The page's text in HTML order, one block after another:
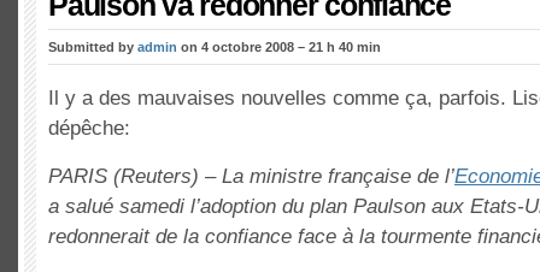
Submitted by admin on 4 octobre 2008 – 21 h 40 min
Il y a des mauvaises nouvelles comme ça, parfois.
dépêche:
PARIS (Reuters) – La ministre française de l’
a salué samedi l’adoption du plan Paulson aux Etats-
redonnerait de la confiance face à la tourmente